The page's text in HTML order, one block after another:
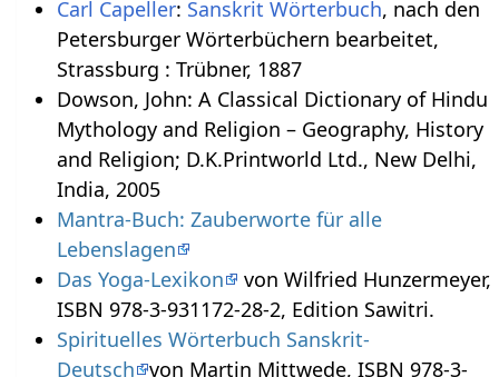
Carl Capeller: Sanskrit Wörterbuch, nach den
Petersburger Wörterbüchern bearbeitet,
Strassburg : Trübner, 1887
Dowson, John: A Classical Dictionary of Hindu
Mythology and Religion – Geography, History
and Religion; D.K.Printworld Ltd., New Delhi,
India, 2005
Mantra-Buch: Zauberworte für alle
Lebenslagen
Das Yoga-Lexikon
von Wilfried Hunzermeyer,
ISBN 978-3-931172-28-2, Edition Sawitri.
Spirituelles Wörterbuch Sanskrit-
Deutsch von Martin Mittwede, ISBN 978-3-